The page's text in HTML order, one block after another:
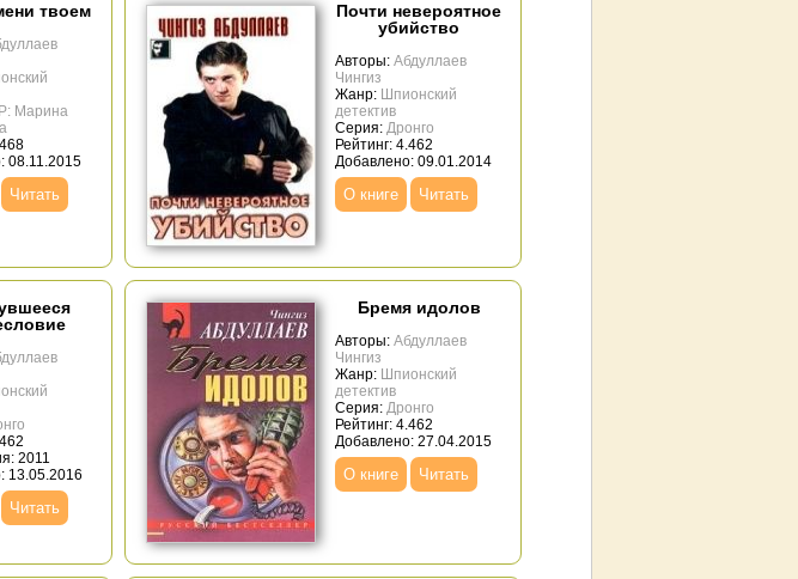
твоем
Марина
08.11.2015
Читать
Почти невероятное
убийство
Авторы: Абдуллаев
Чингиз
Жанр: Шпионский
детектив
Серия: Дронго
Рейтинг: 4.462
Добавлено: 09.01.2014
О книге Читать
2011
13.05.2016
Читать
Бремя идолов
Авторы: Абдуллаев
Чингиз
Жанр: Шпионский
детектив
Серия: Дронго
Рейтинг: 4.462
Добавлено: 27.04.2015
О книге Читать